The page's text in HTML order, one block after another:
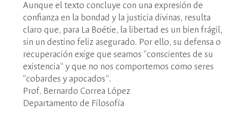
Aunque el texto concluye con una expresión de
confianza en la bondad y la justicia divinas, resulta
claro que, para La Boétie, la libertad es un bien frágil,
sin un destino feliz asegurado. Por ello, su defensa o
recuperación exige que seamos “conscientes de su
existencia” y que no nos comportemos como seres
“cobardes y apocados”.
Prof. Bernardo Correa López
Departamento de Filosofía